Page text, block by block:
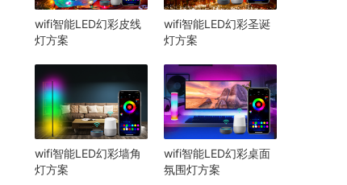
wifi智能LED幻彩皮线
灯方案
wifi智能LED幻彩圣诞
灯方案
wifi智能LED幻彩墙角
灯方案
wifi智能LED幻彩桌面
氛围灯方案